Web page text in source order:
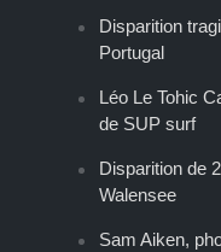
Disparition
Portugal
Léo Le Tohic
de SUP surf
Disparition de
Walensee
Sam Aiken,